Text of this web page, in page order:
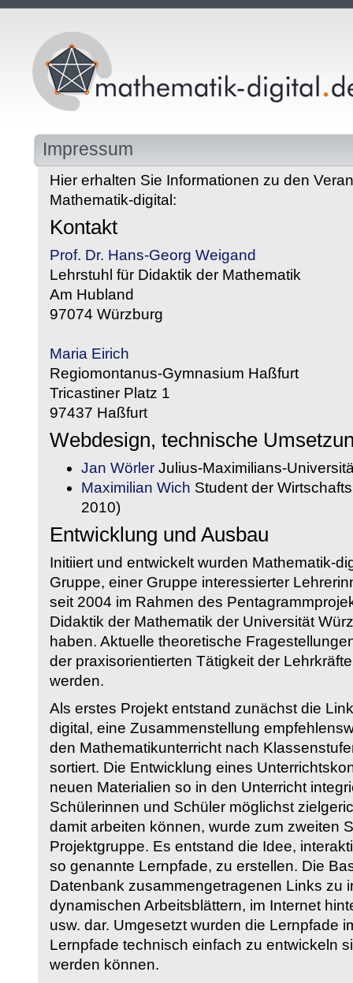
Impressum
Hier erhalten Sie Informationen zu den
Mathematik-digital:
Kontakt
Prof. Dr. Hans-Georg Weigand
Lehrstuhl für Didaktik der Mathematik
Am Hubland
97074 Würzburg
Maria Eirich
Regiomontanus-Gymnasium Haßfurt
Tricastiner Platz 1
97437 Haßfurt
Webdesign, technische
Jan Wörler Julius-Maximilians-
Maximilian Wich Student der
2010)
Entwicklung und Ausbau
Initiiert und entwickelt wurden Mathematik-
Gruppe, einer Gruppe interessierter
seit 2004 im Rahmen des
Didaktik der Mathematik der Universität
haben. Aktuelle theoretische
der praxisorientierten Tätigkeit der
werden.
Als erstes Projekt entstand zunächst die
digital, eine Zusammenstellung
den Mathematikunterricht nach
sortiert. Die Entwicklung eines
neuen Materialien so in den Unterricht
Schülerinnen und Schüler möglichst
damit arbeiten können, wurde zum zweiten
Projektgruppe. Es entstand die Idee,
so genannte Lernpfade, zu erstellen. Die
Datenbank zusammengetragenen Links zu
dynamischen Arbeitsblättern, im Internet
usw. dar. Umgesetzt wurden die Lernpfade
Lernpfade technisch einfach zu entwickeln
werden können.